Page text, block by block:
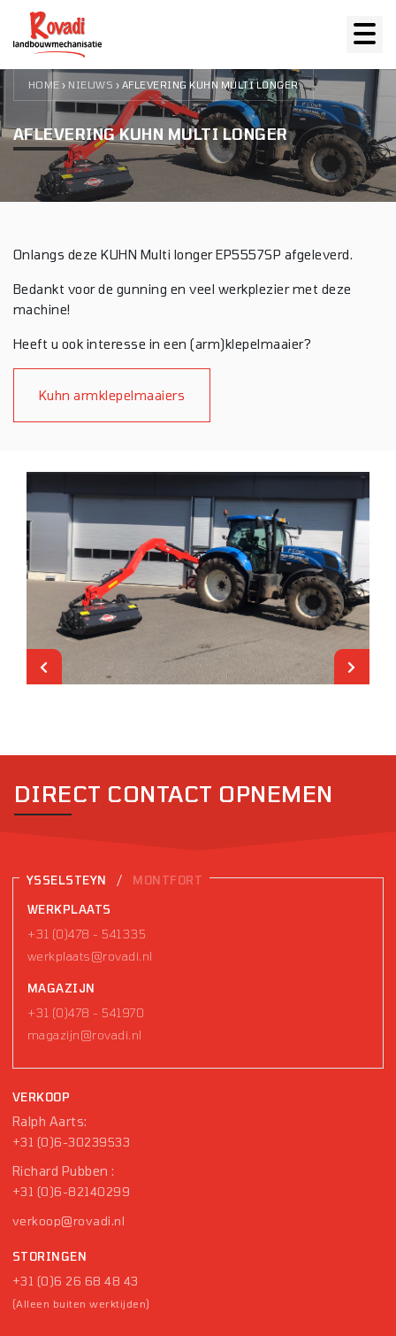
HOME › NIEUWS › AFLEVERING KUHN MULTI LONGER
AFLEVERING KUHN MULTI LONGER
Onlangs deze KUHN Multi longer EP5557SP afgeleverd.
Bedankt voor de gunning en veel werkplezier met deze
machine!
Heeft u ook interesse in een (arm)klepelmaaier?
Kuhn armklepelmaaiers
DIRECT CONTACT OPNEMEN
YSSELSTEYN / MONTFORT
WERKPLAATS
+31 (0)478 - 541335
werkplaats@rovadi.nl
MAGAZIJN
+31 (0)478 - 541970
magazijn@rovadi.nl
VERKOOP
Ralph Aarts:
+31 (0)6-30239533
Richard Pubben :
+31 (0)6-82140299
verkoop@rovadi.nl
STORINGEN
+31 (0)6 26 68 48 43
(Alleen buiten werktijden)